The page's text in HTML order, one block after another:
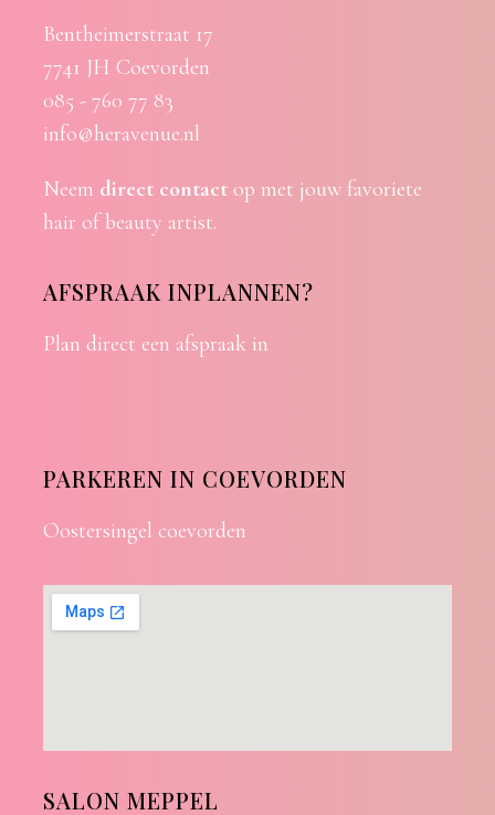
Bentheimerstraat 17
7741 JH Coevorden
085 - 760 77 83
info@heravenue.nl
Neem direct contactop met jouw favoriete
hair of beauty artist.
AFSPRAAK INPLANNEN?
Plan direct een afspraak in
PARKEREN IN COEVORDEN
Oostersingel coevorden
SALON MEPPEL